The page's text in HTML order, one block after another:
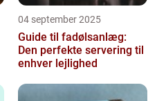
04 september 2025
Guide til fadølsanlæg:
Den perfekte servering til
enhver lejlighed